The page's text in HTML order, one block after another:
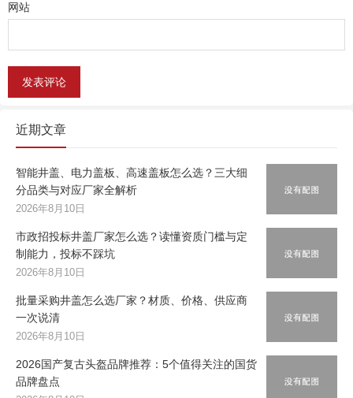
网站
近期文章
智能井盖、电力盖板、高速盖板怎么选？三大细
分品类与对应厂家全解析
2026年8月10日
市政招投标井盖厂家怎么选？读懂资质门槛与定
制能力，投标不踩坑
2026年8月10日
批量采购井盖怎么选厂家？材质、价格、供应商
一次说清
2026年8月10日
2026国产复古头盔品牌推荐：5个值得关注的国货
品牌盘点